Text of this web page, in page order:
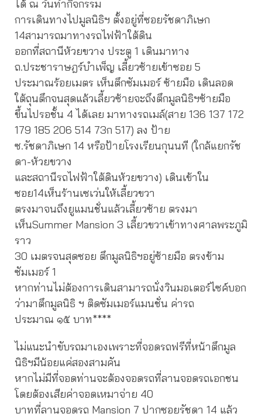
ได้ ณ วันทำกิจกรรม
การเดินทางไปมูลนิธิฯ ตั้งอยู่ที่ซอยรัชดาภิเษก
14สามารถมาทางรถไฟฟ้าใต้ดิน
ออกที่สถานีห้วยขวาง ประตู 1 เดินมาทาง
ถ.ประชาราษฎร์บำเพ็ญ เลี้ยวซ้ายเข้าซอย 5
ประมาณร้อยเมตร เห็นตึกซัมเมอร์ ซ้ายมือ เดินลอด
ใต้ถุนตึกจนสุดแล้วเลี้ยวซ้ายจะถึงตึกมูลนิธิฯซ้ายมือ
ขึ้นไปรอชั้น 4 ได้เลย มาทางรถเมล์(สาย 136 137 172
179 185 206 514 73ก 517) ลง ป้าย
ซ.รัชดาภิเษก 14 หรือป้ายโรงเรียนกุนนที (ใกล้แยกรัช
ดา-ห้วยขวาง
และสถานีรถไฟฟ้าใต้ดินห้วยขวาง) เดินเข้าใน
ซอย14เห็นร้านเซเว่นให้เลี้ยวขวา
ตรงมาจนถึงยูแมนชั่นแล้วเลี้ยวซ้าย ตรงมา
เห็นSummer Mansion 3 เลี้ยวขวาเข้าทางศาลพระภูมิ
ราว
30 เมตรจนสุดซอย ตึกมูลนิธิฯอยู่ซ้ายมือ ตรงข้าม
ซัมเมอร์ 1
หากท่านไม่ต้องการเดินสามารถนั่งวินมอเตอร์ไซค์บอก
ว่ามาตึกมูลนิธิ ฯ ติดซัมเมอร์แมนชั่น ค่ารถ
ประมาณ ๑๕ บาท****
ไม่แนะนำขับรถมาเองเพราะที่จอดรถฟรีที่หน้าตึกมูล
นิธิฯมีน้อยแค่สองสามคัน
หากไม่มีที่จอดท่านจะต้องจอดรถที่ลานจอดรถเอกชน
โดยต้องเสียค่าจอดเหมาจ่าย 40
บาทที่ลานจอดรถ Mansion 7 ปากซอยรัชดา 14 แล้ว